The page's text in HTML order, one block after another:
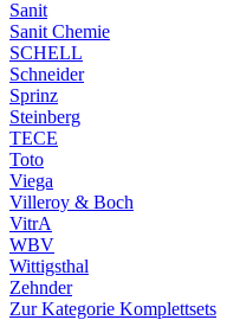
Sanit
Sanit Chemie
SCHELL
Schneider
Sprinz
Steinberg
TECE
Toto
Viega
Villeroy & Boch
VitrA
WBV
Wittigsthal
Zehnder
Zur Kategorie Komplettsets